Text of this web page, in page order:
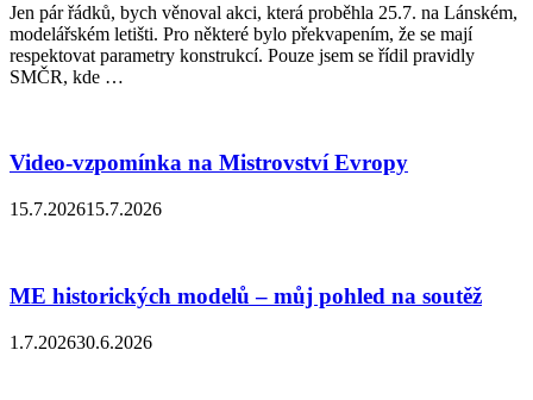
Jen pár řádků, bych věnoval akci, která proběhla 25.7. na Lánském,
modelářském letišti. Pro některé bylo překvapením, že se mají
respektovat parametry konstrukcí. Pouze jsem se řídil pravidly
SMČR, kde …
Video-vzpomínka na Mistrovství Evropy
15.7.202615.7.2026
ME historických modelů – můj pohled na soutěž
1.7.202630.6.2026